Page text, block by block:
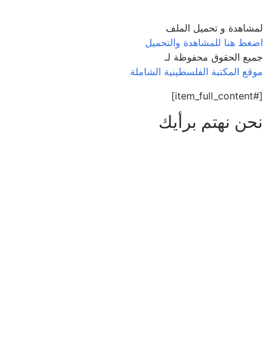
لمشاهدة و تحميل الملف
اضغط هنا للمشاهدة والتحميل
جميع الحقوق محفوظة لـ
موقع المكتبة الفلسطينية الشاملة
[#item_full_content]
نحن نهتم برأيك